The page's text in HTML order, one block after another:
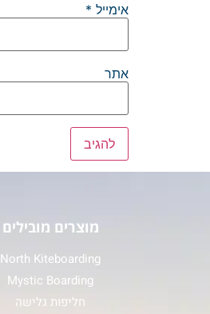
אימייל *
אתר
מוצרים מובילים
North Kiteboarding
Mystic Boarding
חליפות גלישה